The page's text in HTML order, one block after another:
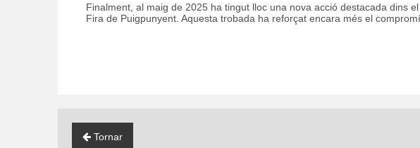
Finalment, al maig de 2025 ha tingut lloc una nova acció destacada dins
Fira de Puigpunyent. Aquesta trobada ha reforçat encara més el
Tornar